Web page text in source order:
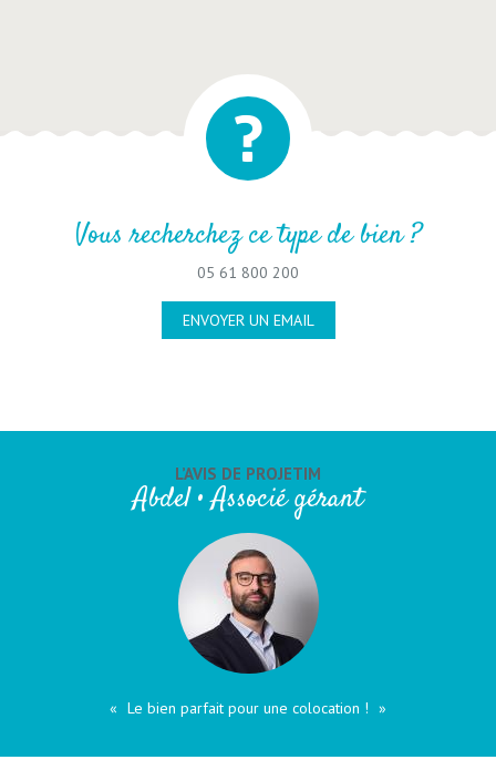
Vous recherchez ce type de bien ?
05 61 800 200
ENVOYER UN EMAIL
L’AVIS DE PROJETIM
Abdel • Associé gérant
Le bien parfait pour une colocation !